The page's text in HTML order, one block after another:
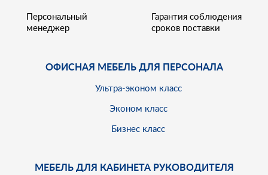
Персональный
менеджер
Гарантия соблюдения
сроков поставки
ОФИСНАЯ МЕБЕЛЬ ДЛЯ ПЕРСОНАЛА
Ультра-эконом класс
Эконом класс
Бизнес класс
МЕБЕЛЬ ДЛЯ КАБИНЕТА РУКОВОДИТЕЛЯ